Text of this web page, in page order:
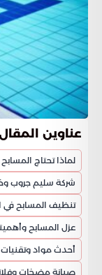
عناوين
لماذا تحتاج
شركة سليم جروب
تنظيف المسابح في
عزل المسابح
أحدث مواد وتقنيات
صيانة مضخات